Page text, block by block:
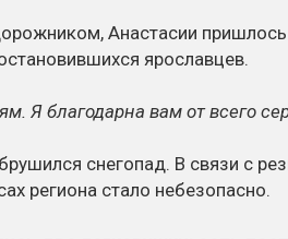
Анастасии
ярославцев.
Я благодарна вам от всего
снегопад. В связи с
региона стало небезопасно.